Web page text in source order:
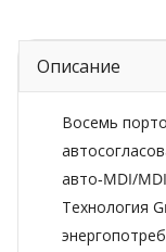
Описание
Восемь
авто‑MDI/
Технология